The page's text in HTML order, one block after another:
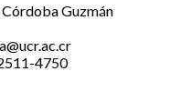
Guzmán
4750